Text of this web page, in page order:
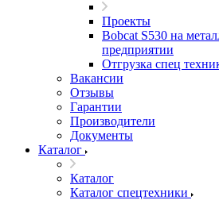
Проекты
Bobcat S530 на
предприятии
Отгрузка спец
Вакансии
Отзывы
Гарантии
Производители
Документы
Каталог
Каталог
Каталог спецтехники